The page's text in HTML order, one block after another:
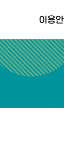
이용
경남바로서비스
FAQ